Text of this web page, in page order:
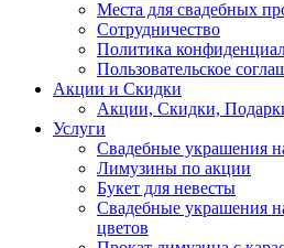
Места для свадебных
Сотрудничество
Политика
Пользовательское
Акции и Скидки
Акции, Скидки,
Услуги
Свадебные украшения
Лимузины по акции
Букет для невесты
Свадебные украшения
цветов